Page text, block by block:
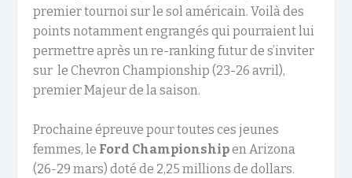
premier tournoi sur le sol américain. Voilà des
points notamment engrangés qui pourraient lui
permettre après un re-ranking futur de s’inviter
sur le Chevron Championship (23-26 avril),
premier Majeur de la saison.
Prochaine épreuve pour toutes ces jeunes
femmes, le Ford Championshipen Arizona
(26-29 mars) doté de 2,25 millions de dollars.